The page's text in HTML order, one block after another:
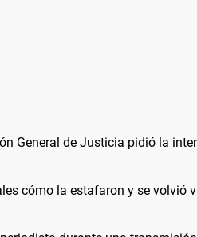
General de Justicia pidió la
cómo la estafaron y se volvió